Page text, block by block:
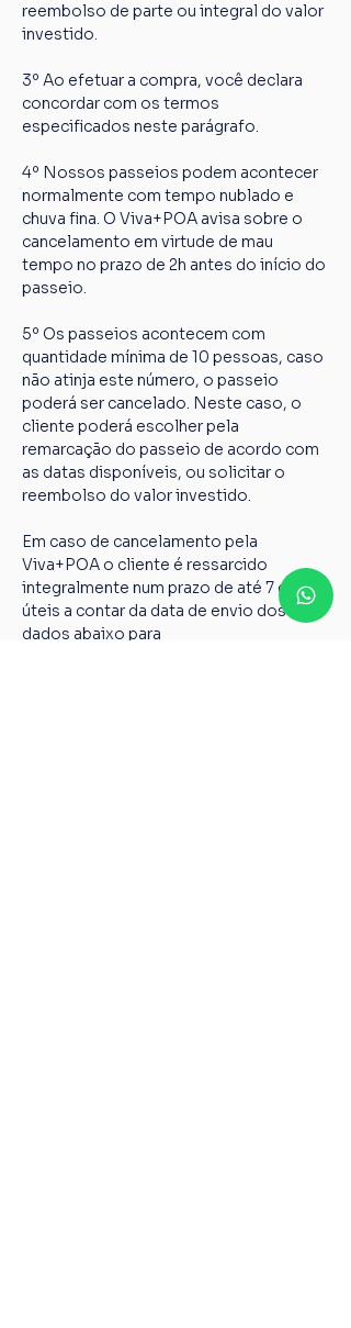
reembolso de parte ou integral do valor
investido.
3º Ao efetuar a compra, você declara
concordar com os termos
especificados neste parágrafo.
4º Nossos passeios podem acontecer
normalmente com tempo nublado e
chuva fina. O Viva+POA avisa sobre o
cancelamento em virtude de mau
tempo no prazo de 2h antes do início do
passeio.
5º Os passeios acontecem com
quantidade mínima de 10 pessoas, caso
não atinja este número, o passeio
poderá ser cancelado. Neste caso, o
cliente poderá escolher pela
remarcação do passeio de acordo com
as datas disponíveis, ou solicitar o
reembolso do valor investido.
Em caso de cancelamento pela
Viva+POA o cliente é ressarcido
integralmente num prazo de até 7 dias
úteis a contar da data de envio dos
dados abaixo para